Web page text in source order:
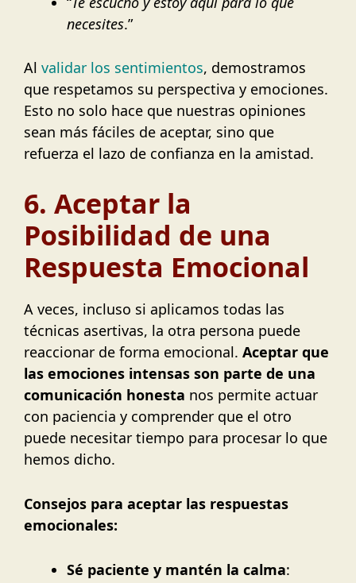
necesites.”
Al validar los sentimientos, demostramos
que respetamos su perspectiva y emociones.
Esto no solo hace que nuestras opiniones
sean más fáciles de aceptar, sino que
refuerza el lazo de confianza en la amistad.
6. Aceptar la
Posibilidad de una
Respuesta Emocional
A veces, incluso si aplicamos todas las
técnicas asertivas, la otra persona puede
reaccionar de forma emocional. Aceptar que
las emociones intensas son parte de una
comunicación honesta nos permite actuar
con paciencia y comprender que el otro
puede necesitar tiempo para procesar lo que
hemos dicho.
Consejos para aceptar las respuestas
emocionales:
Sé paciente y mantén la calma: